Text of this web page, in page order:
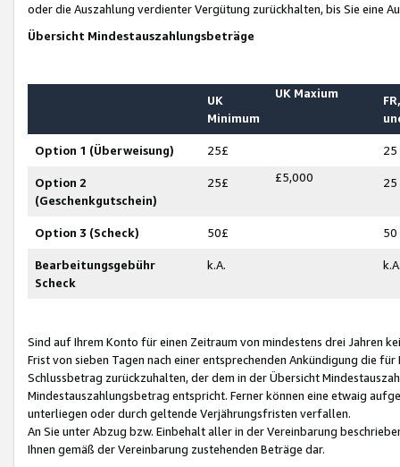
oder die Auszahlung verdienter Vergütung zurückhalten, bis Sie
Übersicht Mindestauszahlungsbeträge
UK
Minimum
UK Maxium
Option 1 (Überweisung) 25£ 25
Option 2
(Geschenkgutschein)
25£ £5,000 25
Option 3 (Scheck) 50£ 50
Bearbeitungsgebühr
Scheck
k.A.
Sind auf Ihrem Konto für einen Zeitraum von mindestens drei Jahren
Frist von sieben Tagen nach einer entsprechenden Ankündigung die
Schlussbetrag zurückzuhalten, der dem in der Übersicht
Mindestauszahlungsbetrag entspricht. Ferner können eine etwaig
unterliegen oder durch geltende Verjährungsfristen verfallen.
An Sie unter Abzug bzw. Einbehalt aller in der Vereinbarung
Ihnen gemäß der Vereinbarung zustehenden Beträge dar.